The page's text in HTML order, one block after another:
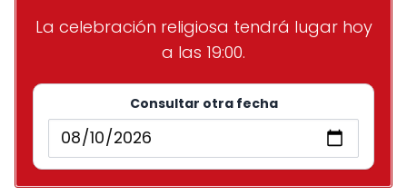
La celebración religiosa tendrá lugar hoy
a las 19:00.
Consultar otra fecha